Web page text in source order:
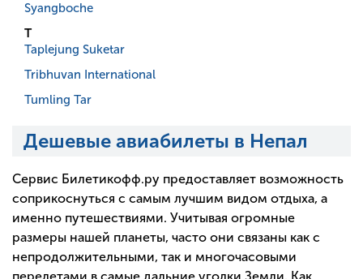
Syangboche
T
Taplejung Suketar
Tribhuvan International
Tumling Tar
Дешевые авиабилеты в Непал
Сервис Билетикофф.ру предоставляет возможность
соприкоснуться с самым лучшим видом отдыха, а
именно путешествиями. Учитывая огромные
размеры нашей планеты, часто они связаны как с
непродолжительными, так и многочасовыми
перелетами в самые дальние уголки Земли. Как